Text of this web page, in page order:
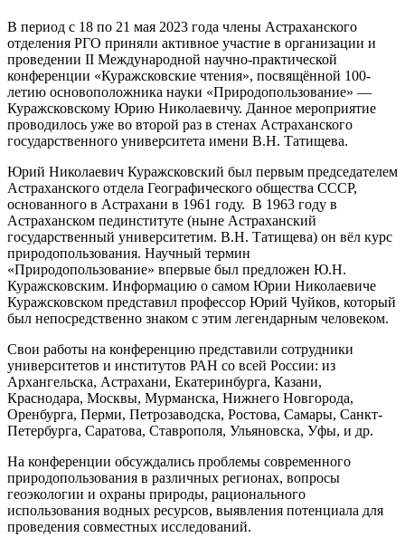
В период с 18 по 21 мая 2023 года члены Астраханского
отделения РГО приняли активное участие в организации и
проведении II Международной научно-практической
конференции «Куражсковские чтения», посвящённой 100-
летию основоположника науки «Природопользование» —
Куражсковскому Юрию Николаевичу. Данное мероприятие
проводилось уже во второй раз в стенах Астраханского
государственного университета имени В.Н. Татищева.
Юрий Николаевич Куражсковский был первым председателем
Астраханского отдела Географического общества СССР,
основанного в Астрахани в 1961 году. В 1963 году в
Астраханском пединституте (ныне Астраханский
государственный университетим. В.Н. Татищева) он вёл курс
природопользования. Научный термин
«Природопользование» впервые был предложен Ю.Н.
Куражсковским. Информацию о самом Юрии Николаевиче
Куражсковском представил профессор Юрий Чуйков, который
был непосредственно знаком с этим легендарным человеком.
Свои работы на конференцию представили сотрудники
университетов и институтов РАН со всей России: из
Архангельска, Астрахани, Екатеринбурга, Казани,
Краснодара, Москвы, Мурманска, Нижнего Новгорода,
Оренбурга, Перми, Петрозаводска, Ростова, Самары, Санкт-
Петербурга, Саратова, Ставрополя, Ульяновска, Уфы, и др.
На конференции обсуждались проблемы современного
природопользования в различных регионах, вопросы
геоэкологии и охраны природы, рационального
использования водных ресурсов, выявления потенциала для
проведения совместных исследований.